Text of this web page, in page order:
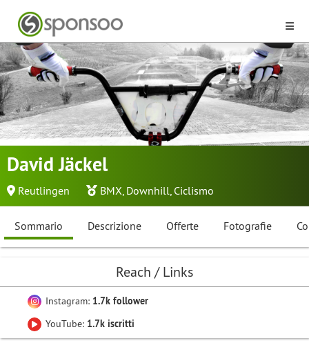
David Jäckel
Reutlingen BMX, Downhill, Ciclismo
Sommario Descrizione Offerte Fotografie
Reach / Links
Instagram: 1.7k follower
YouTube: 1.7k iscritti